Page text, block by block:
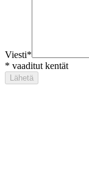
Viesti*
* vaaditut kentät